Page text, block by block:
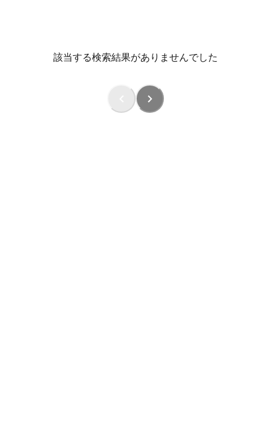
該当する検索結果がありませんでした